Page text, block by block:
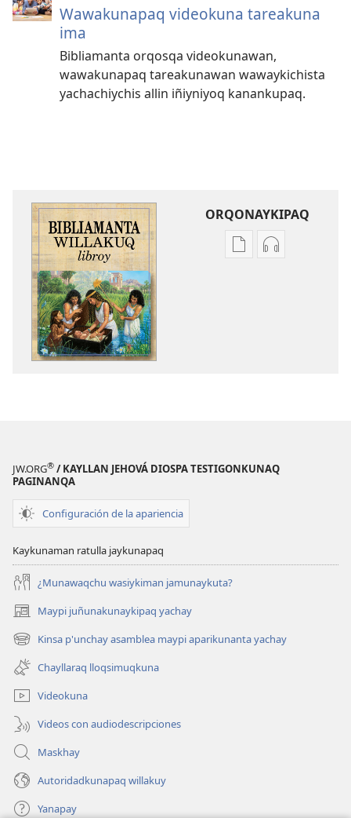
Wawakunapaq videokuna tareakuna
ima
Bibliamanta orqosqa videokunawan,
wawakunapaq tareakunawan wawaykichista
yachachiychis allin iñiyniyoq kanankupaq.
ORQONAYKIPAQ
KaypiKaypin
JW.ORG® / KAYLLAN JEHOVÁ DIOSPA TESTIGONKUNAQ
PAGINANQA
Configuración de la apariencia
Kaykunaman ratulla jaykunapaq
¿Munawaqchu wasiykiman jamunaykuta?
Maypi juñunakunaykipaq yachay
(abre
una
nueva
ventana)
Kinsa p'unchay asamblea maypi aparikunanta yachay
(abre
una
nueva
ventana)
Chayllaraq lloqsimuqkuna
Videokuna
Videos con audiodescripciones
Maskhay
Autoridadkunapaq willakuy
Yanapay